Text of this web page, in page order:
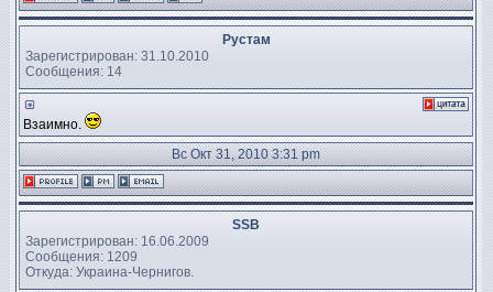
Рустам
Зарегистрирован: 31.10.2010
Сообщения: 14
Взаимно.
Вс Окт 31, 2010 3:31 pm
SSB
Зарегистрирован: 16.06.2009
Сообщения: 1209
Откуда: Украина-Чернигов.